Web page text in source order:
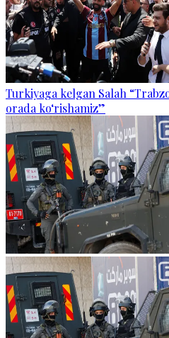
Turkiyaga kelgan Salah
orada ko‘rishamiz”